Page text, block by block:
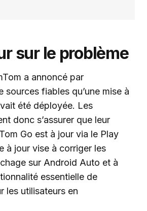
sur le problème
a annoncé par
sources fiables qu’une mise à
été déployée. Les
donc s’assurer que leur
Go est à jour via le Play
à jour vise à corriger les
sur Android Auto et à
essentielle de
les utilisateurs en